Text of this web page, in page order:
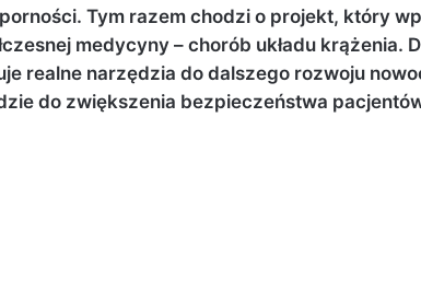
Tym razem chodzi o projekt, który
medycyny – chorób układu krążenia.
realne narzędzia do dalszego rozwoju
do zwiększenia bezpieczeństwa